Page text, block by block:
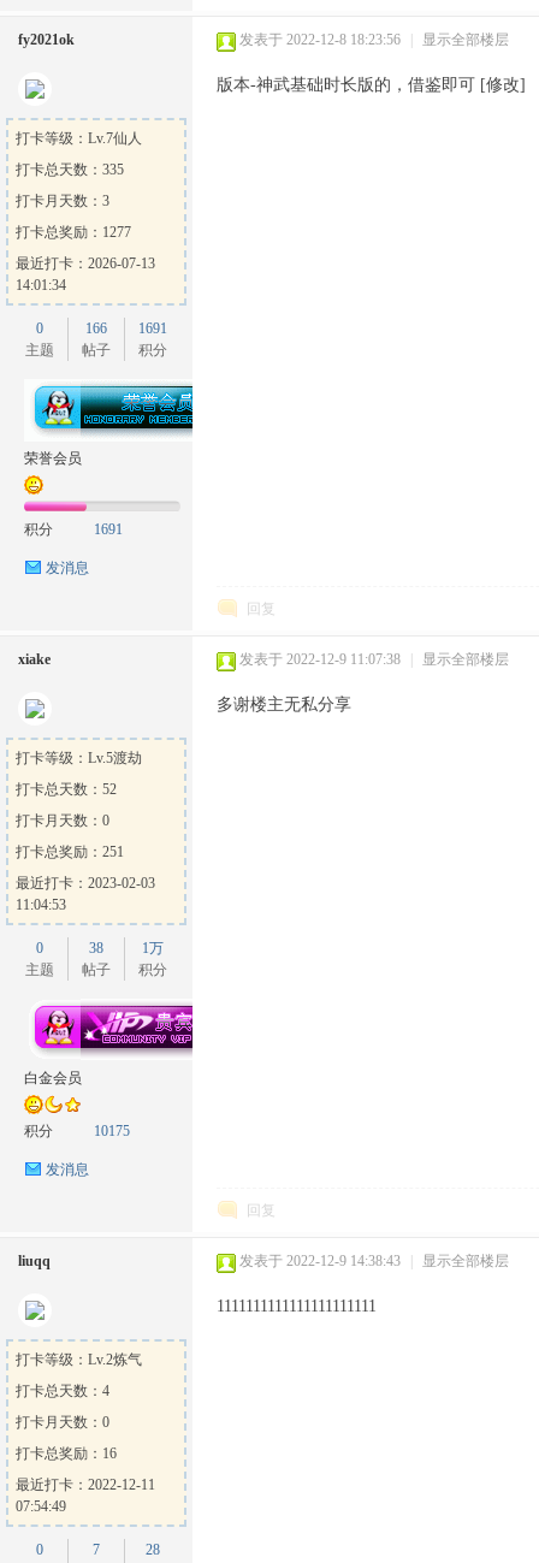
fy2021ok
打卡等级：Lv.7仙人
打卡总天数：335
打卡月天数：3
打卡总奖励：1277
最近打卡：2026-07-13
14:01:34
0
主题
166
帖子
1691
积分
荣誉会员
积分 1691
发消息
发表于 2022-12-8 18:23:56 显示全部楼层
版本-神武基础时长版的，借鉴即可 [修改]
回复
xiake
打卡等级：Lv.5渡劫
打卡总天数：52
打卡月天数：0
打卡总奖励：251
最近打卡：2023-02-03
11:04:53
0
主题
38
帖子
1万
积分
白金会员
积分 10175
发消息
发表于 2022-12-9 11:07:38 显示全部楼层
多谢楼主无私分享
回复
liuqq
打卡等级：Lv.2炼气
打卡总天数：4
打卡月天数：0
打卡总奖励：16
最近打卡：2022-12-11
07:54:49
0 7 28
发表于 2022-12-9 14:38:43 显示全部楼层
1111111111111111111111